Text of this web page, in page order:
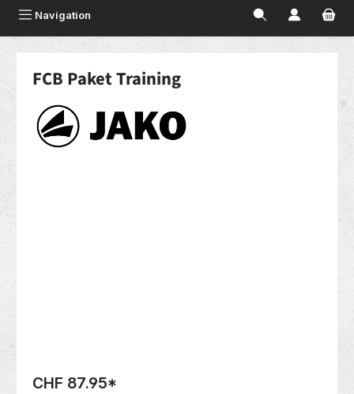
Navigation
FCB Paket Training
CHF 87.95*